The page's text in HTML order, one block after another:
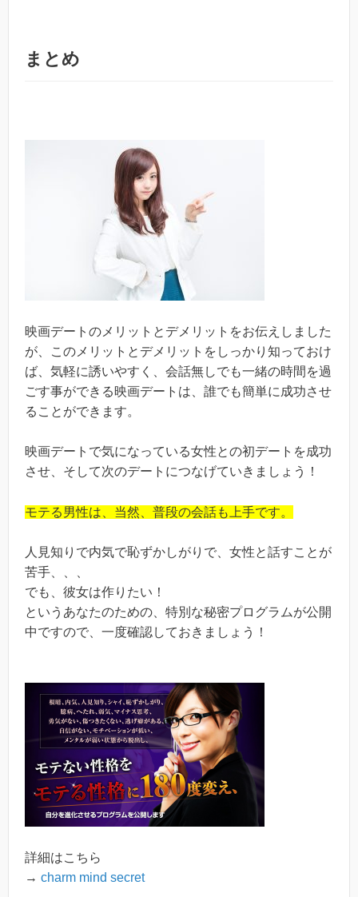
まとめ
映画デートのメリットとデメリットをお伝えしました
が、このメリットとデメリットをしっかり知っておけ
ば、気軽に誘いやすく、会話無しでも一緒の時間を過
ごす事ができる映画デートは、誰でも簡単に成功させ
ることができます。
映画デートで気になっている女性との初デートを成功
させ、そして次のデートにつなげていきましょう！
モテる男性は、当然、普段の会話も上手です。
人見知りで内気で恥ずかしがりで、女性と話すことが
苦手、、、
でも、彼女は作りたい！
というあなたのための、特別な秘密プログラムが公開
中ですので、一度確認しておきましょう！
詳細はこちら
→ charm mind secret